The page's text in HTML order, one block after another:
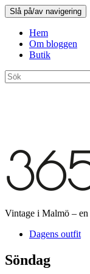
Slå på/av navigering
Hem
Om bloggen
Butik
Vintage i Malmö – en
Dagens outfit
Söndag